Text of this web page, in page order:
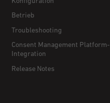
Betrieb
Troubleshooting
Consent Management Platform-
Integration
Release Notes